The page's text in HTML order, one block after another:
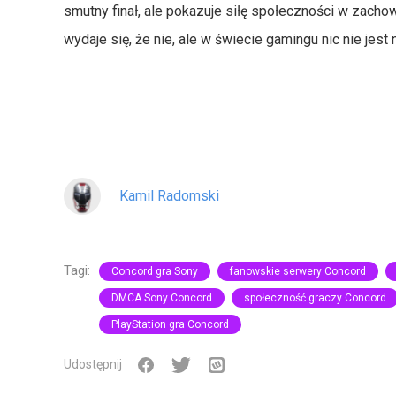
smutny finał, ale pokazuje siłę społeczności w
wydaje się, że nie, ale w świecie gamingu nic nie jest
Kamil Radomski
Tagi: Concord gra Sony fanowskie serwery Concord
DMCA Sony Concord społeczność graczy Concord
PlayStation gra Concord
Udostępnij